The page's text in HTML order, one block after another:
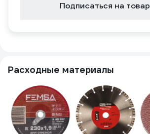
Подписаться на товар
Расходные материалы